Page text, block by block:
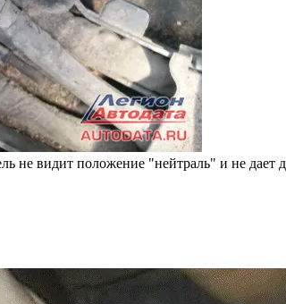
видит положение "нейтраль" и не дает